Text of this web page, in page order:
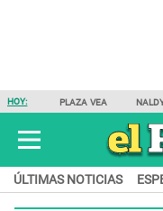
HOY: PLAZA VEA
ÚLTIMAS NOTICIAS